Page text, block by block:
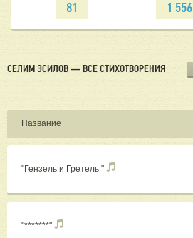
81 1 556
СЕЛИМ ЭСИЛОВ — ВСЕ СТИХОТВОРЕНИЯ
Название
"Гензель и Гретель "
"*******"